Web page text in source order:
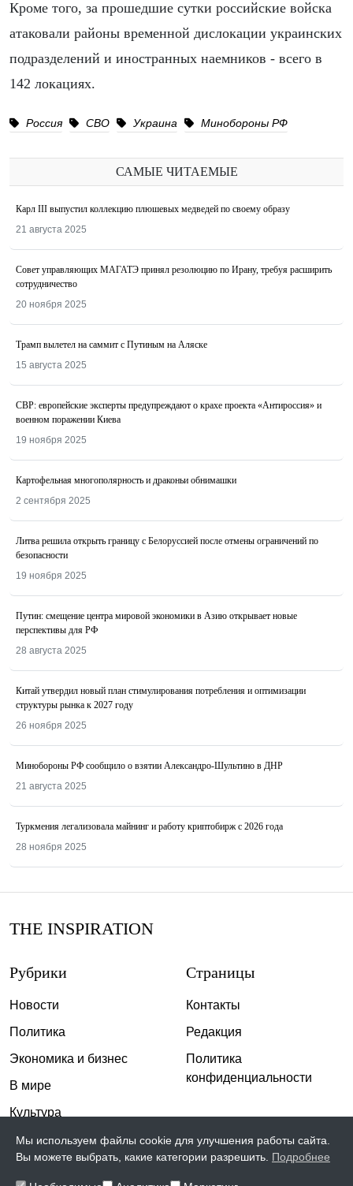
Кроме того, за прошедшие сутки российские войска
атаковали районы временной дислокации украинских
подразделений и иностранных наемников - всего в
142 локациях.
Россия СВО Украина Минобороны РФ
САМЫЕ ЧИТАЕМЫЕ
Карл III выпустил коллекцию плюшевых медведей по своему образу
21 августа 2025
Совет управляющих МАГАТЭ принял резолюцию по Ирану, требуя расширить
сотрудничество
20 ноября 2025
Трамп вылетел на саммит с Путиным на Аляске
15 августа 2025
СВР: европейские эксперты предупреждают о крахе проекта «Антироссия» и
военном поражении Киева
19 ноября 2025
Картофельная многополярность и драконьи обнимашки
2 сентября 2025
Литва решила открыть границу с Белоруссией после отмены ограничений по
безопасности
19 ноября 2025
Путин: смещение центра мировой экономики в Азию открывает новые
перспективы для РФ
28 августа 2025
Китай утвердил новый план стимулирования потребления и оптимизации
структуры рынка к 2027 году
26 ноября 2025
Минобороны РФ сообщило о взятии Александро-Шультино в ДНР
21 августа 2025
Туркмения легализовала майнинг и работу криптобирж с 2026 года
28 ноября 2025
THE INSPIRATION
Рубрики
Новости
Политика
Экономика и бизнес
В мире
Культура
Спорт
Страницы
Контакты
Редакция
Политика
конфиденциальности
Мы используем файлы cookie для улучшения работы сайта.
Вы можете выбрать, какие категории разрешить. Подробнее